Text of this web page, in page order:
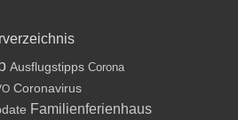
Ausflugstipps Corona
Coronavirus
Familienferienhaus